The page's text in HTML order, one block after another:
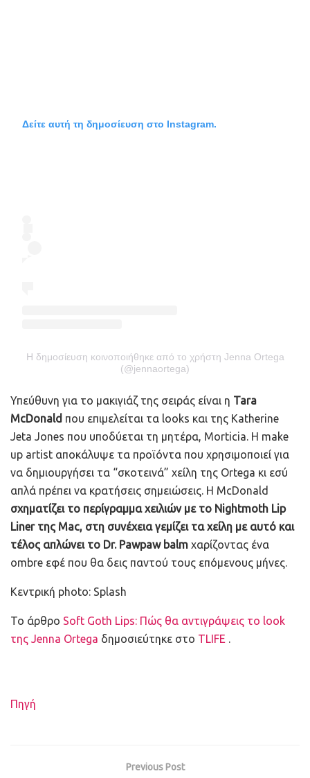
Δείτε αυτή τη δημοσίευση στο Instagram.
Η δημοσίευση κοινοποιήθηκε από το χρήστη Jenna Ortega
(@jennaortega)
Υπεύθυνη για το μακιγιάζ της σειράς είναι η Tara
McDonald που επιμελείται τα looks και της Katherine
Jeta Jones που υποδύεται τη μητέρα, Morticia. H make
up artist αποκάλυψε τα προϊόντα που χρησιμοποιεί για
να δημιουργήσει τα “σκοτεινά” χείλη της Ortega κι εσύ
απλά πρέπει να κρατήσεις σημειώσεις. Η McDonald
σχηματίζει το περίγραμμα χειλιών με το Nightmoth Lip
Liner της Mac, στη συνέχεια γεμίζει τα χείλη με αυτό και
τέλος απλώνει το Dr. Pawpaw balm χαρίζοντας ένα
ombre εφέ που θα δεις παντού τους επόμενους μήνες.
Κεντρική photo: Splash
To άρθρο Soft Goth Lips: Πώς θα αντιγράψεις το look
της Jenna Ortega δημοσιεύτηκε στο TLIFE .
Πηγή
Previous Post